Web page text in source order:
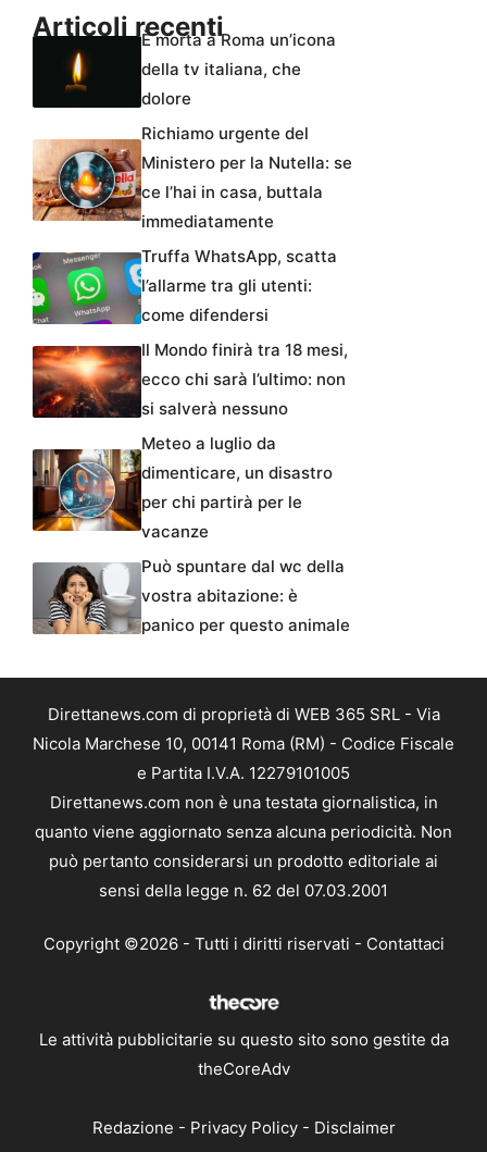
Articoli recentiÈ morta a Roma un’icona
della tv italiana, che
dolore
Richiamo urgente del
Ministero per la Nutella: se
ce l’hai in casa, buttala
immediatamente
Truffa WhatsApp, scatta
l’allarme tra gli utenti:
come difendersi
Il Mondo finirà tra 18 mesi,
ecco chi sarà l’ultimo: non
si salverà nessuno
Meteo a luglio da
dimenticare, un disastro
per chi partirà per le
vacanze
Può spuntare dal wc della
vostra abitazione: è
panico per questo animale
Direttanews.com di proprietà di WEB 365 SRL - Via
Nicola Marchese 10, 00141 Roma (RM) - Codice Fiscale
e Partita I.V.A. 12279101005
Direttanews.com non è una testata giornalistica, in
quanto viene aggiornato senza alcuna periodicità. Non
può pertanto considerarsi un prodotto editoriale ai
sensi della legge n. 62 del 07.03.2001
Copyright ©2026 - Tutti i diritti riservati - Contattaci
Le attività pubblicitarie su questo sito sono gestite da
theCoreAdv
Redazione - Privacy Policy- Disclaimer